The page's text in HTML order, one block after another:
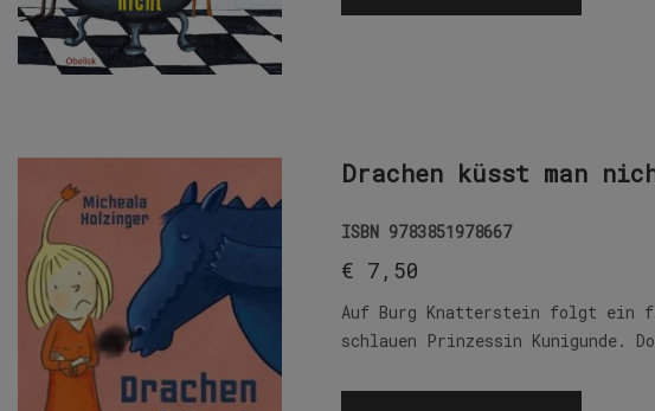
Drachen küsst man
ISBN 9783851978667
€ 7,50
Auf Burg Knatterstein folgt ein
schlauen Prinzessin Kunigunde.